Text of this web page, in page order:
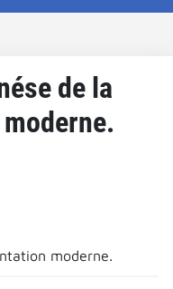
de la
moderne.